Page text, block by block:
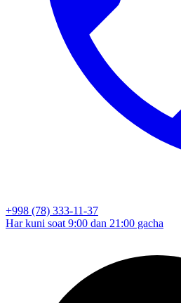
+998 (78) 333-11-37
Har kuni soat 9:00 dan 21:00 gacha